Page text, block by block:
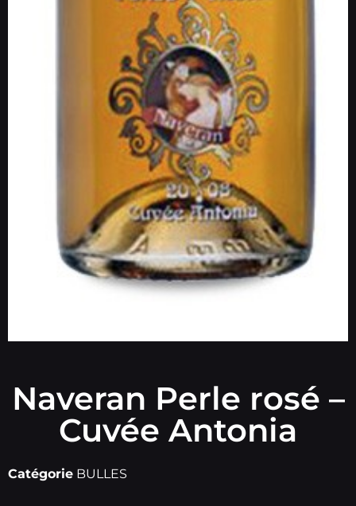
Naveran Perle rosé –
Cuvée Antonia
Catégorie BULLES